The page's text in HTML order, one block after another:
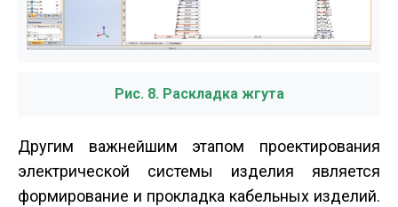
Рис. 8. Раскладка жгута
Другим важнейшим этапом проектирования
электрической системы изделия является
формирование и прокладка кабельных изделий.